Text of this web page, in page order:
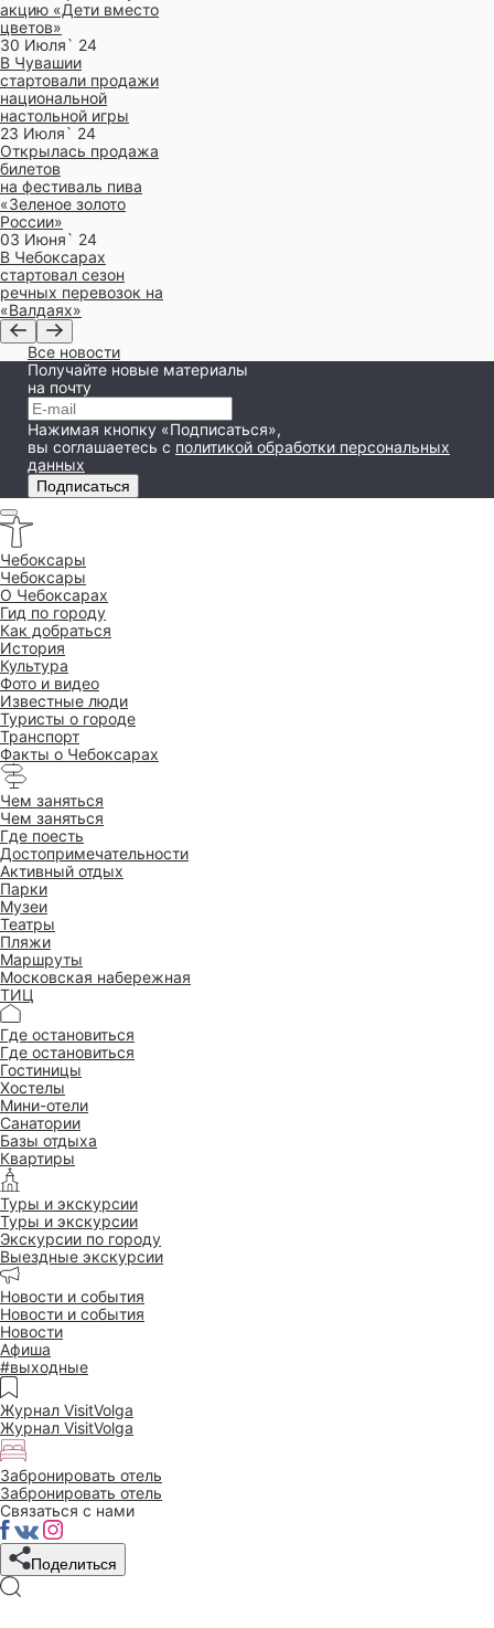
акцию «Дети вместо
цветов»
30 Июля` 24
В Чувашии
стартовали продажи
национальной
настольной игры
23 Июля` 24
Открылась продажа
билетов
на фестиваль пива
«Зеленое золото
России»
03 Июня` 24
В Чебоксарах
стартовал сезон
речных перевозок на
«Валдаях»
Все новости
Получайте новые материалы
на почту
Нажимая кнопку «Подписаться»,
вы соглашаетесь с политикой обработки персональных
данных
Подписаться
Чебоксары
Чебоксары
O Чебоксарах
Гид по городу
Как добраться
История
Культура
Фото и видео
Известные люди
Туристы о городе
Транспорт
Факты о Чебоксарах
Чем заняться
Чем заняться
Где поесть
Достопримеча­тельности
Активный отдых
Парки
Музеи
Театры
Пляжи
Маршруты
Московская набережная
ТИЦ
Где остановиться
Где остановиться
Гостиницы
Хостелы
Мини-отели
Санатории
Базы отдыха
Квартиры
Туры и экскурсии
Туры и экскурсии
Экскурсии по городу
Выездные экскурсии
Новости и события
Новости и события
Новости
Афиша
#выходные
Журнал VisitVolga
Журнал VisitVolga
Забронировать отель
Забронировать отель
Связаться с нами
Поделиться